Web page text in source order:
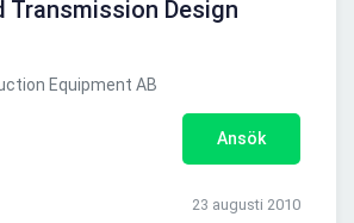
Transmission Design
Equipment AB
Ansök
23 augusti 2010